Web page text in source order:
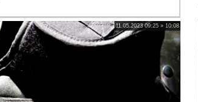
11.05.2023 09:25 » 10:08